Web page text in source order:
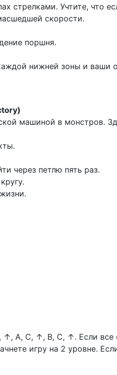
стрелками. Учтите, что
скорости.
поршня.
нижней зоны и ваши
машиной в монстров.
через петлю пять раз.
↑, А, С, ↑, В, С, ↑. Если все
игру на 2 уровне.